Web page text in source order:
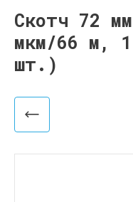
Скотч 72
мкм/66 м,
шт.)